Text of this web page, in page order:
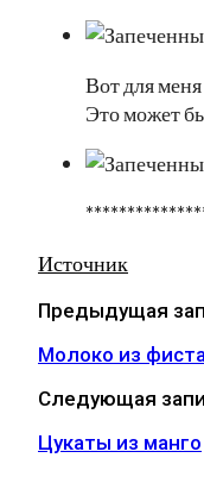
Вот для меня
Это может
Источник
Предыдущая
Молоко из
Следующая
Цукаты из манго